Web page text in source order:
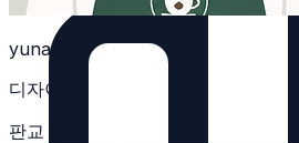
yuna.kim
디자이너
판교 본사